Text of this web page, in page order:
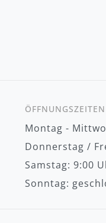
ÖFFNUNGSZEITEN
Montag -
Donnerstag /
Samstag: 9:00
Sonntag: